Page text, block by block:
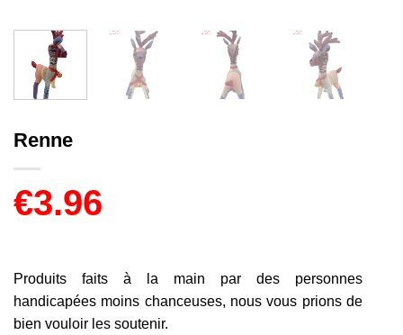
Renne
€3.96
Produits faits à la main par des personnes
handicapées moins chanceuses, nous vous prions de
bien vouloir les soutenir.